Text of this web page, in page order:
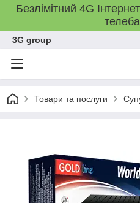
Безлімітний 4G
3G group
Товари та послуги